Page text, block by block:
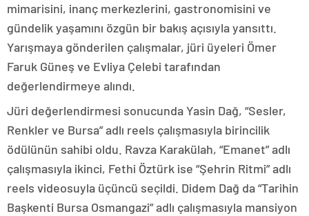
mimarisini, inanç merkezlerini, gastronomisini ve
gündelik yaşamını özgün bir bakış açısıyla yansıttı.
Yarışmaya gönderilen çalışmalar, jüri üyeleri Ömer
Faruk Güneş ve Evliya Çelebi tarafından
değerlendirmeye alındı.
Jüri değerlendirmesi sonucunda Yasin Dağ, “Sesler,
Renkler ve Bursa” adlı reels çalışmasıyla birincilik
ödülünün sahibi oldu. Ravza Karakülah, “Emanet” adlı
çalışmasıyla ikinci, Fethi Öztürk ise “Şehrin Ritmi” adlı
reels videosuyla üçüncü seçildi. Didem Dağ da “Tarihin
Başkenti Bursa Osmangazi” adlı çalışmasıyla mansiyon